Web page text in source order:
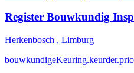
Register Bouwkundig
Herkenbosch , Limburg